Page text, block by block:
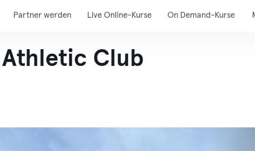
Partner werden Live Online-Kurse On Demand-Kurse
Athletic Club